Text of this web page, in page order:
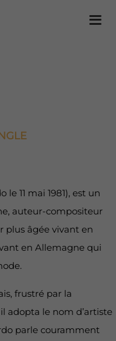
11 mai 1981), est un
auteur-compositeur
plus âgée vivant en
en Allemagne qui
frustré par la
adopta le nom d’artiste
parle couramment